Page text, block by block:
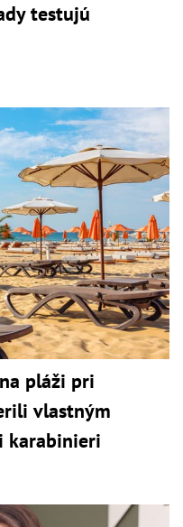
testujú
pláži pri
vlastným
karabinieri